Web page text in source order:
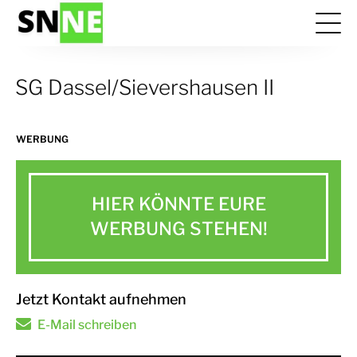
SG Dassel/Sievershausen II
WERBUNG
HIER KÖNNTE EURE
WERBUNG STEHEN!
Jetzt Kontakt aufnehmen
E-Mail schreiben